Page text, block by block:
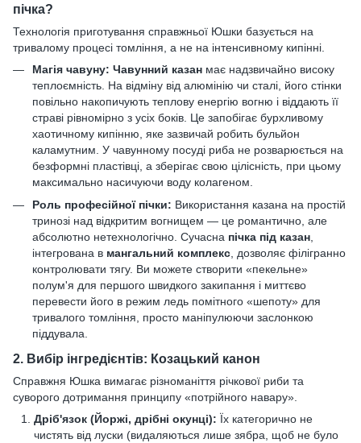
пічка?
Технологія приготування справжньої Юшки базується на
тривалому процесі томління, а не на інтенсивному кипінні.
Магія чавуну: Чавунний казан має надзвичайно високу
теплоємність. На відміну від алюмінію чи сталі, його стінки
повільно накопичують теплову енергію вогню і віддають її
страві рівномірно з усіх боків. Це запобігає бурхливому
хаотичному кипінню, яке зазвичай робить бульйон
каламутним. У чавунному посуді риба не розварюється на
безформні пластівці, а зберігає свою цілісність, при цьому
максимально насичуючи воду колагеном.
Роль професійної пічки: Використання казана на простій
тринозі над відкритим вогнищем — це романтично, але
абсолютно нетехнологічно. Сучасна пічка під казан,
інтегрована в мангальний комплекс, дозволяє філігранно
контролювати тягу. Ви можете створити «пекельне»
полум'я для першого швидкого закипання і миттєво
перевести його в режим ледь помітного «шепоту» для
тривалого томління, просто маніпулюючи заслонкою
піддувала.
2. Вибір інгредієнтів: Козацький канон
Справжня Юшка вимагає різноманіття річкової риби та
суворого дотримання принципу «потрійного навару».
Дріб'язок (Йоржі, дрібні окунці): Їх категорично не
чистять від луски (видаляються лише зябра, щоб не було